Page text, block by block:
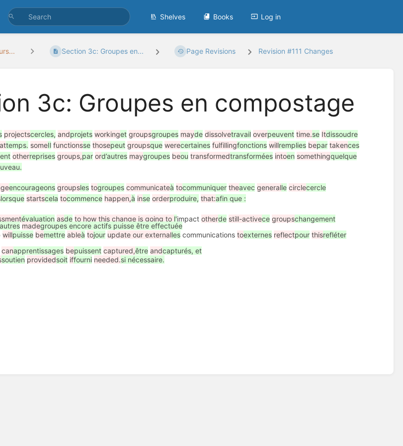
Shelves Books Log in
Section 3c: Groupes en... Page Revisions Revision #111 Changes
3c: Groupes en compostage
projectscercles, andprojets workinget groupsgroupes mayde dissolvetravail overpeuvent time.se Itdissoudre
temps. someIl functionsse thosepeut groupsque werecertaines fulfillingfonctions willremplies bepar takences
otherreprises groups,par ord’autres maygroupes beou transformedtransformées intoen somethingquelque
encourageons groupsles togroupes communicateà tocommuniquer theavec generalle circlecercle
lorsque startscela tocommence happen,à inse orderproduire, that:afin que :
évaluation asde to how this change is going to l'impactotherde still-activece groupschangement
madegroupes encore actifs puisse être effectuée
willpuisse bemettre ableà tojour update our externalles communicationstoexternes reflectpour thisrefléter
canapprentissages bepuissent captured,être andcapturés, et
soutien providedsoit iffourni needed.si nécessaire.